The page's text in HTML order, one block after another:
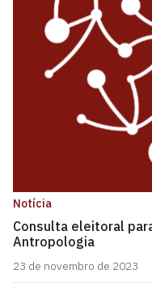
Notícia
Consulta eleitoral
Antropologia
23 de novembro de 2023